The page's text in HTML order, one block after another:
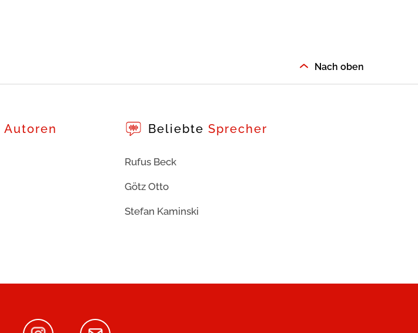
Nach oben
Autoren BeliebteSprecher
Rufus Beck
Götz Otto
Stefan Kaminski